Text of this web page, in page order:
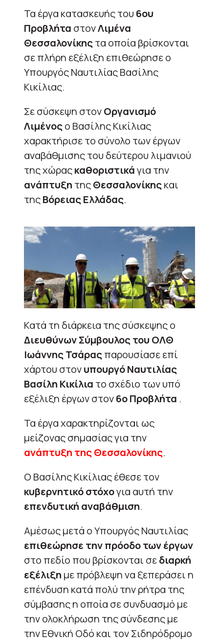
Τα έργα κατασκευής του 6ου
Προβλήτα στονΛιμένα
Θεσσαλονίκηςτα οποία βρίσκονται
σε πλήρη εξέλιξη επιθεώρησε ο
Υπουργός Ναυτιλίας Βασίλης
Κικίλιας.
Σε σύσκεψη στονΟργανισμό
Λιμένοςο Βασίλης Κικίλιας
χαρακτήρισε το σύνολο των έργων
αναβάθμισης του δεύτερου λιμανιού
της χώραςκαθοριστικάγια την
ανάπτυξη τηςΘεσσαλονίκηςκαι
τηςΒόρειας Ελλάδας.
Κατά τη διάρκεια της σύσκεψης ο
Διευθύνων Σύμβουλος του ΟΛΘ
Ιωάννης Τσάραςπαρουσίασε επί
χάρτου στονυπουργό Ναυτιλίας
Βασίλη Κικίλια το σχέδιο των υπό
εξέλιξη έργων στον6ο Προβλήτα .
Τα έργα χαρακτηρίζονται ως
μείζονας σημασίας για την
ανάπτυξη της Θεσσαλονίκης.
Ο Βασίλης Κικίλιας έθεσε τον
κυβερνητικό στόχογια αυτή την
επενδυτική αναβάθμιση.
Αμέσως μετά ο Υπουργός Ναυτιλίας
επιθεώρησε την πρόοδο των έργων
στο πεδίο που βρίσκονται σεδιαρκή
εξέλιξη με πρόβλεψη να ξεπεράσει η
επένδυση κατά πολύ την ρήτρα της
σύμβασης η οποία σε συνδυασμό με
την ολοκλήρωση της σύνδεσης με
την Εθνική Οδό και τον Σιδηρόδρομο